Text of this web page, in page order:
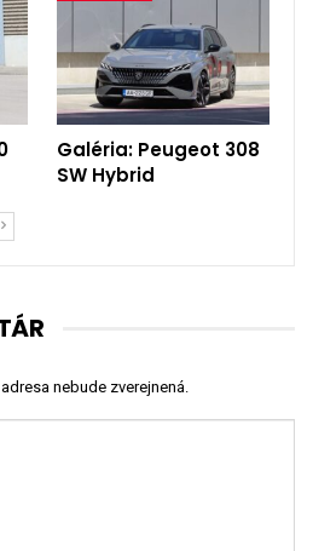
Galéria: Peugeot 308
SW Hybrid
nebude zverejnená.